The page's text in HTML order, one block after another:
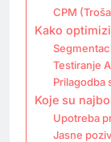
CPM
Kako
Testiranje
Prilagodba
Koje su
Upotreba
Jasne